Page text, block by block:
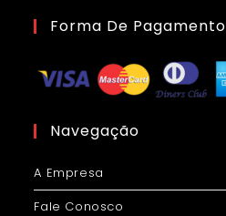
Forma De Pagamento
Navegação
A Empresa
Fale Conosco